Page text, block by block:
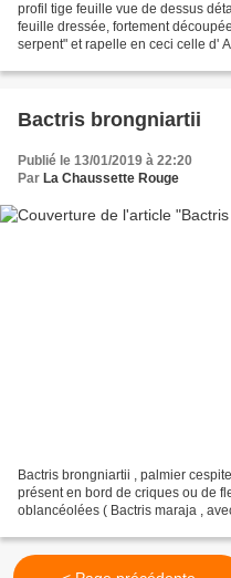
profil tige feuille vue de dessus
feuille dressée, fortement
serpent" et rapelle en ceci celle d'
Bactris brongniartii
Publié le 13/01/2019 à 22:20
Par La Chaussette Rouge
Bactris brongniartii , palmier
présent en bord de criques ou de
oblancéolées ( Bactris maraja ,